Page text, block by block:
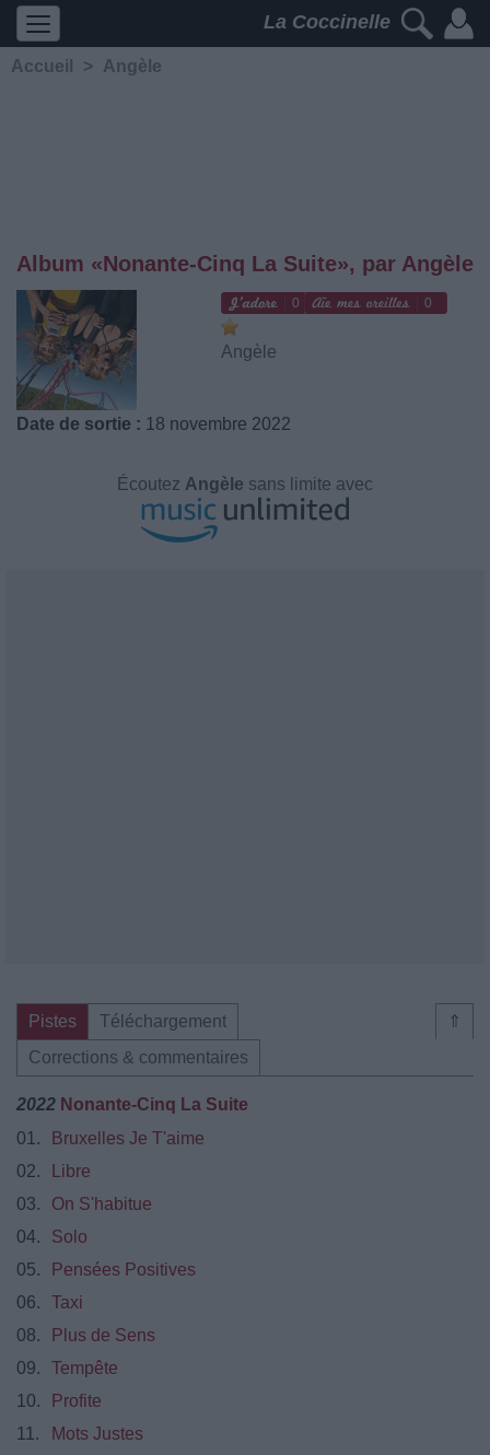
La Coccinelle
Accueil > Angèle
Album «Nonante-Cinq La Suite», par Angèle
0 0
Angèle
Date de sortie : 18 novembre 2022
Écoutez Angèle sans limite avec
⇑
Pistes
Téléchargement
Corrections & commentaires
2022 Nonante-Cinq La Suite
01.
Bruxelles Je T'aime
02.
Libre
03.
On S'habitue
04.
Solo
05.
Pensées Positives
06.
Taxi
08.
Plus de Sens
09.
Tempête
10.
Profite
11.
Mots Justes